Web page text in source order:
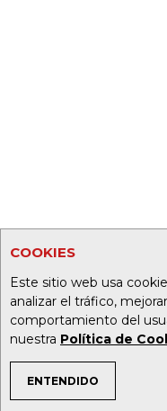
COOKIES
Este sitio web usa
analizar el tráfico,
comportamiento del
nuestra Política de
ENTENDIDO
TEMAS DE INTERÉS